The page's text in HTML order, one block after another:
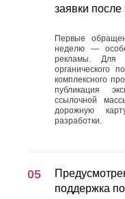
заявки после
Первые
неделю —
рекламы. Для
органического
комплексного
публикация
ссылочной
дорожную
разработки.
поддержка